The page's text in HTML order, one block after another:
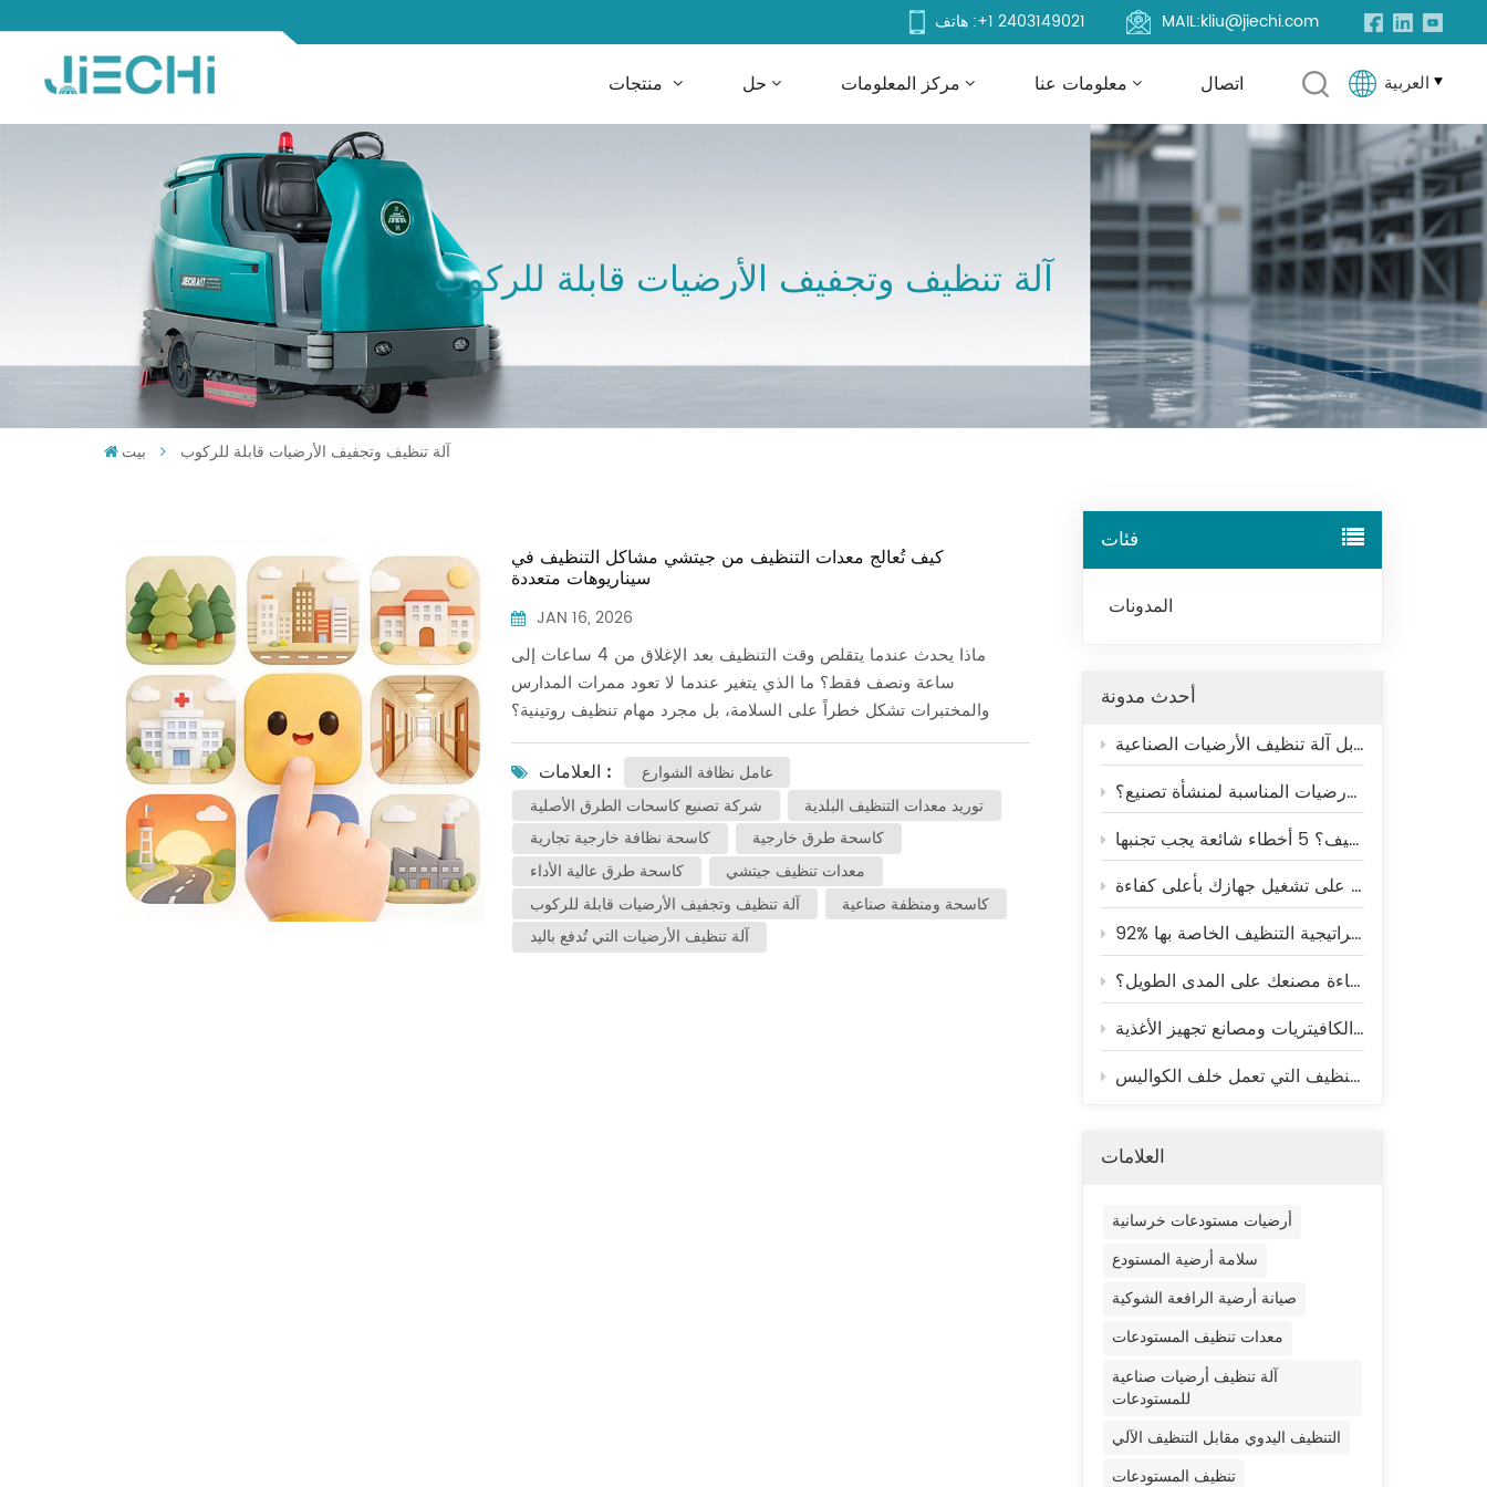
هاتف :+1 2403149021 MAIL:kliu@jiechi.com
حل مركز المعلومات معلومات عنا اتصال العربية
English
Français
Русский
Español
Português
العربية
Tiếng Việt
آلة تنظيف وتجفيف الأرضيات قابلة للركوب
بيت آلة تنظيف وتجفيف الأرضيات قابلة للركوب
فئات
المدونات
أحدث مدونة
تنظيف أرضيات المستودعات: التنظيف اليدوي مقابل آلة تنظيف الأرضيات الصناعية
كيفية اختيار آلة تنظيف الأرضيات المناسبة لمنشأة تصنيع؟
لماذا تتسخ أرضيات المصانع مرة أخرى بعد التنظيف؟ 5 أخطاء شائعة يجب تجنبها
92% من المتسوقين يغادرون المتاجر غير النظيفة - كيف ينبغي للمراكز التجارية تحسين استراتيجية التنظيف الخاصة بها
لماذا يؤدي مفهوم "النظافة الكافية" إلى تدمير كفاءة مصنعك على المدى الطويل؟
كيفية تحسين كفاءة التنظيف اليومي في المطابخ والكافيتريات ومصانع تجهيز الأغذية
ملاعب كأس العالم تبقى جاهزة للمباريات - إليكم تقنية التنظيف التي تعمل خلف الكواليس
العلامات
أرضيات مستودعات خرسانية
سلامة أرضية المستودع
صيانة أرضية الرافعة الشوكية
معدات تنظيف المستودعات
آلة تنظيف أرضيات صناعية
للمستودعات
التنظيف اليدوي مقابل التنظيف الآلي
تنظيف المستودعات
كيف تُعالج معدات التنظيف من جيتشي مشاكل التنظيف في
سيناريوهات متعددة
JAN 16, 2026
ماذا يحدث عندما يتقلص وقت التنظيف بعد الإغلاق من 4 ساعات إلى
ساعة ونصف فقط؟ ما الذي يتغير عندما لا تعود ممرات المدارس
والمختبرات تشكل خطراً على السلامة، بل مجرد مهام تنظيف روتينية؟
وعندما تواجه المصانع غباراً معدنياً أدق من شعرة الإنسان، ما الحلول
المطلوبة؟ تنظيف الأرضيات، رغم بساطته الظاهرية، أصبح ساحة معركة
خفية لكفاءة الأعمال وإدارة السلامة. معدات تنظيف جيتشي تعمل على
إعادة تعريف حدود التنظيف باستخدام التكنولوجيا الذكية، مما يوفر حلولاً
دقيقة لكل سيناريو. مراكز التسوق: الموازنة بين حركة الزوار والكفاءةنقاط
الضعف:ضيق الوقت بعد الإغلاق؛ صعوبة الحفاظ على النظافة في المناطق
ذات الحركة المرورية العالية.حل جيتشي:الآلة تنظيف وتجفيف الأرضيات
قابلة للركوب تتميز هذه السلسلة بتصميم خفيف الوزن يتيح سهولة الحركة
بين الرفوف والطاولات. كما يسمح نصف قطر دورانها الصغير بتوجيه
العلامات :
عامل نظافة الشوارع
شركة تصنيع كاسحات الطرق الأصلية
توريد معدات التنظيف البلدية
كاسحة نظافة خارجية تجارية
كاسحة طرق خارجية
كاسحة طرق عالية الأداء
معدات تنظيف جيتشي
آلة تنظيف وتجفيف الأرضيات قابلة للركوب
كاسحة ومنظفة صناعية
آلة تنظيف الأرضيات التي تُدفع باليد